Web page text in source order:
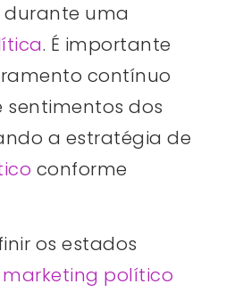
uma
. É importante
contínuo
sentimentos dos
a estratégia de
conforme
os estados
marketing político